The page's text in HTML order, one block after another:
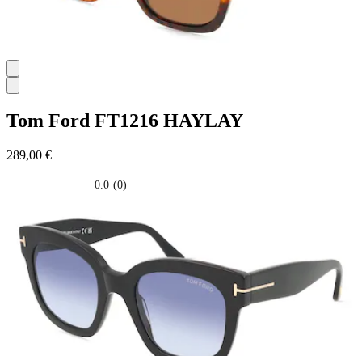
Tom Ford FT1216 HAYLAY
289,00 €
0.0 (0)
stelle.